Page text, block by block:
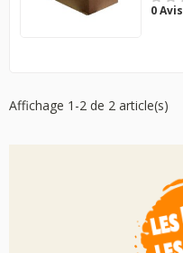
0 Avis
Affichage 1-2 de 2 article(s)